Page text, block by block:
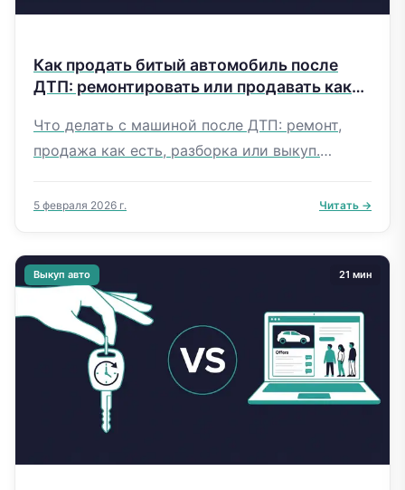
Как продать битый автомобиль после
ДТП: ремонтировать или продавать как
Что делать с машиной после ДТП: ремонт,
продажа как есть, разборка или выкуп.
суммами, страховка, истории из практики.
5 февраля 2026 г. Читать →
Выкуп авто 21 мин